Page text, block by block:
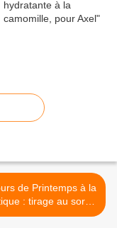
de Printemps à la
: tirage au sort
lundi 1er mai >